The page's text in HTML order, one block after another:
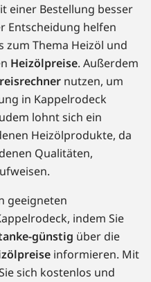
einer Bestellung besser
Entscheidung helfen
zum Thema Heizöl und
Heizölpreise. Außerdem
nutzen, um
in Kappelrodeck
lohnt sich ein
Heizölprodukte, da
Qualitäten,
geeigneten
indem Sie
günstig über die
informieren. Mit
sich kostenlos und